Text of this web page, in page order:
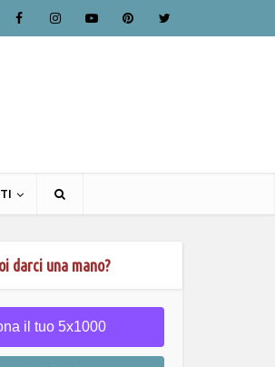
darci una mano?
il tuo 5x1000